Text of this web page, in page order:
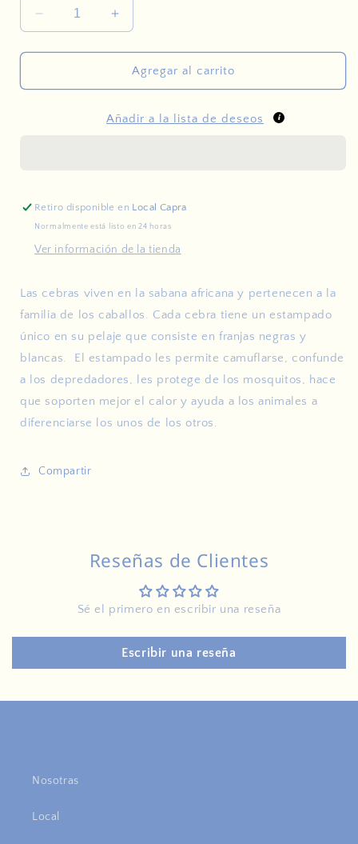
Reducir
cantidad
para
hembra
Aumentar
cantidad
para
Cebra
hembra
Agregar al carrito
Añadir a la lista de deseos
Retiro disponible en Local Capra
Normalmente está listo en 24 horas
Ver información de la tienda
Las cebras viven en la sabana africana y pertenecen a la
familia de los caballos. Cada cebra tiene un estampado
único en su pelaje que consiste en franjas negras y
blancas. El estampado les permite camuflarse, confunde
a los depredadores, les protege de los mosquitos, hace
que soporten mejor el calor y ayuda a los animales a
diferenciarse los unos de los otros.
Compartir
Reseñas de Clientes
Sé el primero en escribir una reseña
Escribir una reseña
Nosotras
Local